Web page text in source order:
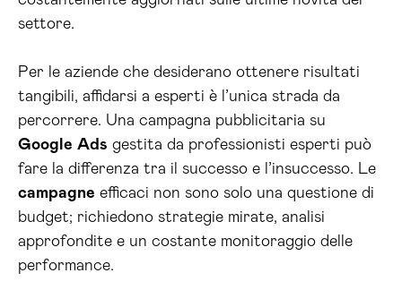
settore.
Per le aziende che desiderano ottenere risultati
tangibili, affidarsi a esperti è l’unica strada da
percorrere. Una campagna pubblicitaria su
Google Ads gestita da professionisti esperti può
fare la differenza tra il successo e l’insuccesso. Le
campagne efficaci non sono solo una questione di
budget; richiedono strategie mirate, analisi
approfondite e un costante monitoraggio delle
performance.